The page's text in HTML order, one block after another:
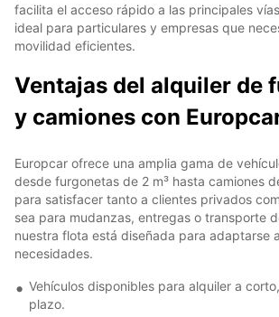
facilita el acceso rápido a las principales
ideal para particulares y empresas que
movilidad eficientes.
Ventajas del alquiler de
y camiones con
Europcar ofrece una amplia gama de
desde furgonetas de 2 m³ hasta camiones
para satisfacer tanto a clientes privados
sea para mudanzas, entregas o transporte
nuestra flota está diseñada para adaptarse
necesidades.
Vehículos disponibles para alquiler a
plazo.